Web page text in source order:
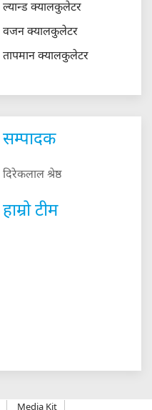
ल्यान्ड क्यालकुलेटर
वजन क्यालकुलेटर
तापमान क्यालकुलेटर
सम्पादक
दिरेकलाल श्रेष्ठ
हाम्रो टीम
Media Kit